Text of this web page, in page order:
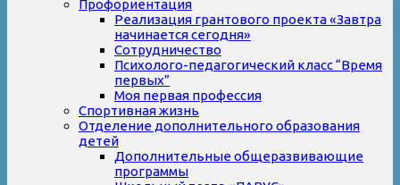
Профориентация
Реализация грантового проекта «Завтра
начинается сегодня»
Сотрудничество
Психолого-педагогический класс “Время
первых”
Моя первая профессия
Спортивная жизнь
Отделение дополнительного образования
детей
Дополнительные общеразвивающие
программы